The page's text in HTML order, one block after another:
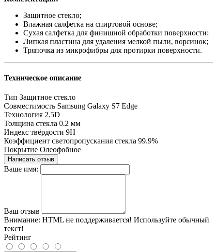
Защитное стекло;
Влажная салфетка на спиртовой основе;
Сухая салфетка для финишной обработки поверхности;
Липкая пластина для удаления мелкой пыли, ворсинок;
Тряпочка из микрофибры для протирки поверхности.
Техническое описание
Тип Защитное стекло
Совместимость Samsung Galaxy S7 Edge
Технология 2.5D
Толщина стекла 0.2 мм
Индекс твёрдости 9H
Коэффициент светопропускания стекла 99.9%
Покрытие Олеофобное
Написать отзыв
Ваше имя:
Ваш отзыв
Внимание: HTML не поддерживается! Используйте обычный
текст!
Рейтинг